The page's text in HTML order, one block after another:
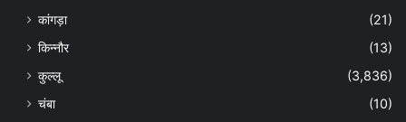
कांगड़ा
(21)
किन्नौर
(13)
कुल्लू
(3,836)
चंबा
(10)